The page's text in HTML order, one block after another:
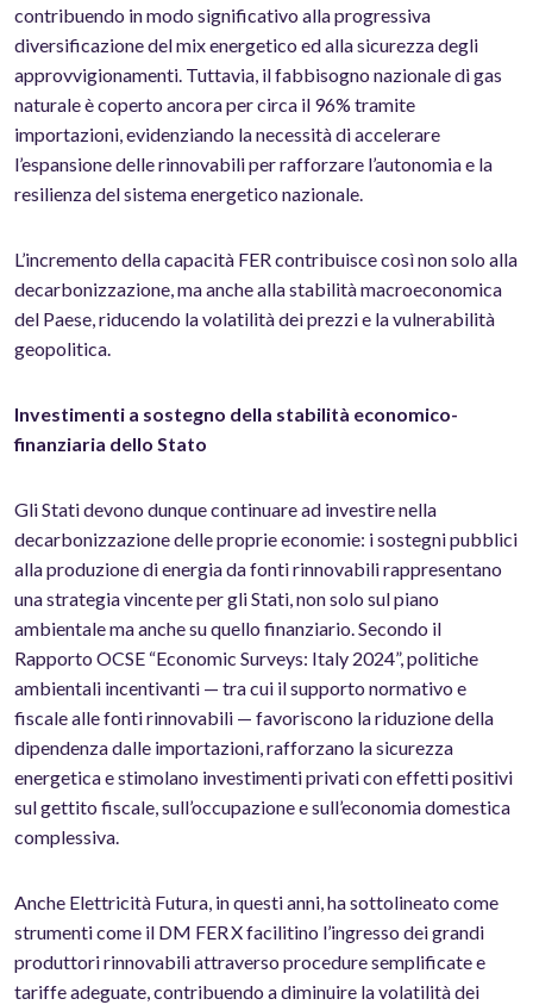
contribuendo in modo significativo alla progressiva
diversificazione del mix energetico ed alla sicurezza degli
approvvigionamenti. Tuttavia, il fabbisogno nazionale di gas
naturale è coperto ancora per circa il 96% tramite
importazioni, evidenziando la necessità di accelerare
l’espansione delle rinnovabili per rafforzare l’autonomia e la
resilienza del sistema energetico nazionale.
L’incremento della capacità FER contribuisce così non solo alla
decarbonizzazione, ma anche alla stabilità macroeconomica
del Paese, riducendo la volatilità dei prezzi e la vulnerabilità
geopolitica.
Investimenti a sostegno della stabilità economico-
finanziaria dello Stato
Gli Stati devono dunque continuare ad investire nella
decarbonizzazione delle proprie economie: i sostegni pubblici
alla produzione di energia da fonti rinnovabili rappresentano
una strategia vincente per gli Stati, non solo sul piano
ambientale ma anche su quello finanziario. Secondo il
Rapporto OCSE “Economic Surveys: Italy 2024”, politiche
ambientali incentivanti — tra cui il supporto normativo e
fiscale alle fonti rinnovabili — favoriscono la riduzione della
dipendenza dalle importazioni, rafforzano la sicurezza
energetica e stimolano investimenti privati con effetti positivi
sul gettito fiscale, sull’occupazione e sull’economia domestica
complessiva.
Anche Elettricità Futura, in questi anni, ha sottolineato come
strumenti come il DM FER X facilitino l’ingresso dei grandi
produttori rinnovabili attraverso procedure semplificate e
tariffe adeguate, contribuendo a diminuire la volatilità dei